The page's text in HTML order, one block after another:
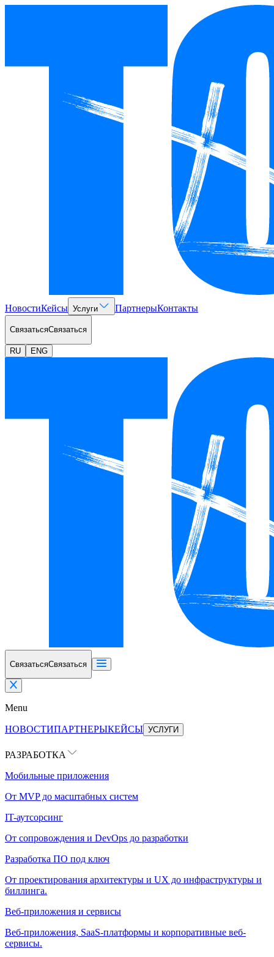
НовостиКейсы Услуги ПартнерыКонтакты
СвязатьсяСвязаться
RU ENG
СвязатьсяСвязаться
Menu
НОВОСТИПАРТНЕРЫКЕЙСЫ УСЛУГИ
РАЗРАБОТКА
Мобильные приложения
От MVP до масштабных систем
IT-аутсорсинг
От сопровождения и DevOps до разработки
Разработка ПО под ключ
От проектирования архитектуры и UX до инфраструктуры и
биллинга.
Веб-приложения и сервисы
Веб-приложения, SaaS-платформы и корпоративные веб-
сервисы.